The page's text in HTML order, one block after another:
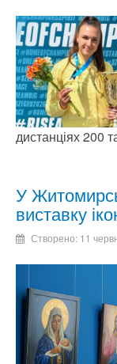
дистанціях 200
У
виставку
Створено: 11